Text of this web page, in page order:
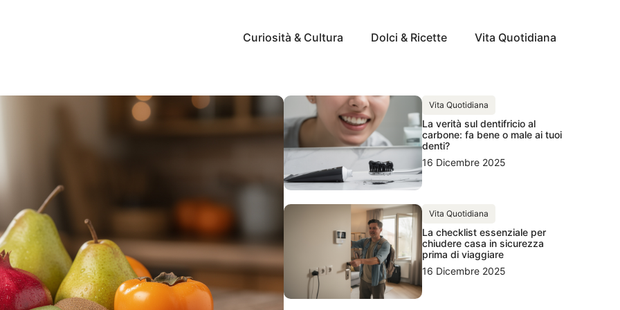
Curiosità & Cultura Dolci & Ricette Vita Quotidiana
Vita Quotidiana
La verità sul dentifricio al
carbone: fa bene o male ai tuoi
denti?
16 Dicembre 2025
Vita Quotidiana
La checklist essenziale per
chiudere casa in sicurezza
prima di viaggiare
16 Dicembre 2025